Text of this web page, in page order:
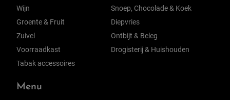
Wijn
Groente & Fruit
Zuivel
Voorraadkast
Tabak accessoires
Snoep, Chocolade & Koek
Diepvries
Ontbijt & Beleg
Drogisterij & Huishouden
Menu